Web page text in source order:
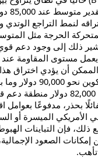
لنمط التراجع الوتدي
الحرجة مثل
يومًا. يشير ذلك إلى وجود
أن يؤدي اختراق
حاسم إلى دفع
أخرى، يعتبر مستوى 82,000
بحذر، مدفوعًا بعوامل
الأمريكي الميسرة أو
ذلك، فإن التباينات
إمكانات الصعود
تأهب.